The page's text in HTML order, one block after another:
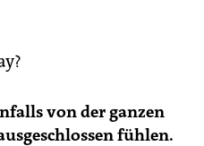
von der ganzen
fühlen.